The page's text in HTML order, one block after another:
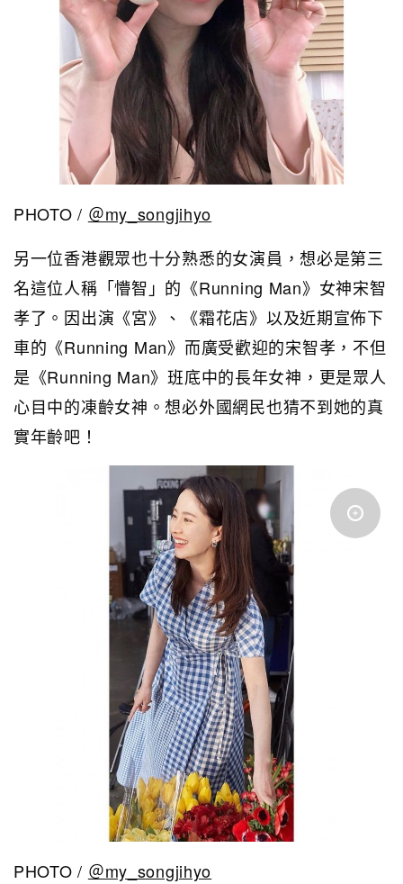
PHOTO / ＠my_songjihyo
另一位香港觀眾也十分熟悉的女演員，想必是第三
名這位人稱「懵智」的《Running Man》女神宋智
孝了。因出演《宮》、《霜花店》以及近期宣佈下
車的《Running Man》而廣受歡迎的宋智孝，不但
是《Running Man》班底中的長年女神，更是眾人
心目中的凍齡女神。想必外國網民也猜不到她的真
實年齡吧！
PHOTO / ＠my_songjihyo